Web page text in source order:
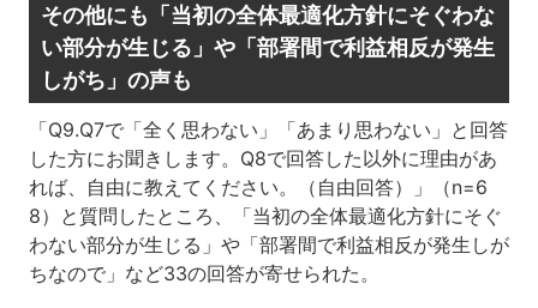
その他にも「当初の全体最適化方針にそぐわな
い部分が生じる」や「部署間で利益相反が発生
しがち」の声も
「Q9.Q7で「全く思わない」「あまり思わない」と回答
した方にお聞きします。Q8で回答した以外に理由があ
れば、自由に教えてください。（自由回答）」（n=6
8）と質問したところ、「当初の全体最適化方針にそぐ
わない部分が生じる」や「部署間で利益相反が発生しが
ちなので」など33の回答が寄せられた。